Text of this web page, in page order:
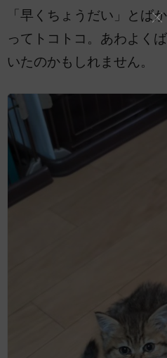
「早くちょうだい」とば
ってトコトコ。あわよく
いたのかもしれません。